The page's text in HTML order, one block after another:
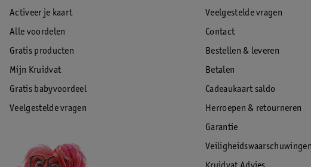
Activeer je kaart
Alle voordelen
Gratis producten
Mijn Kruidvat
Gratis babyvoordeel
Veelgestelde vragen
Veelgestelde vragen
Contact
Bestellen & leveren
Betalen
Cadeaukaart saldo
Herroepen & retourneren
Garantie
Veiligheidswaarschuwingen